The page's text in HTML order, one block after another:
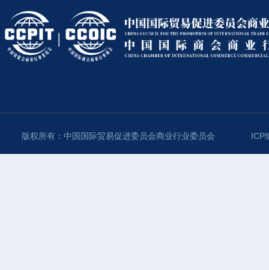
版权所有：中国国际贸易促进委员会商业行业委员会 ICP